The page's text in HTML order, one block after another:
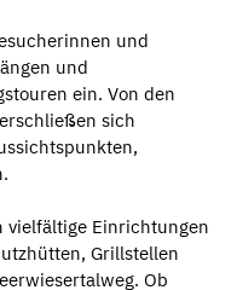
und
und
ein. Von den
sich
vielfältige Einrichtungen
Grillstellen
Ob